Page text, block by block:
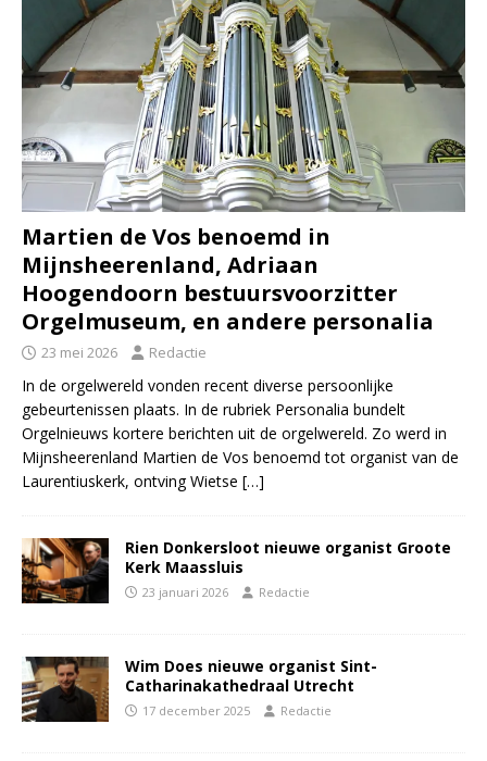
Martien de Vos benoemd in
Mijnsheerenland, Adriaan
Hoogendoorn bestuursvoorzitter
Orgelmuseum, en andere personalia
23 mei 2026 Redactie
In de orgelwereld vonden recent diverse persoonlijke
gebeurtenissen plaats. In de rubriek Personalia bundelt
Orgelnieuws kortere berichten uit de orgelwereld. Zo werd in
Mijnsheerenland Martien de Vos benoemd tot organist van de
Laurentiuskerk, ontving Wietse […]
Rien Donkersloot nieuwe organist Groote
Kerk Maassluis
23 januari 2026 Redactie
Wim Does nieuwe organist Sint-
Catharinakathedraal Utrecht
17 december 2025 Redactie